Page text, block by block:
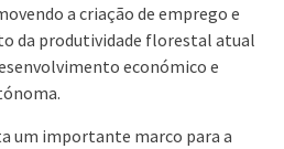
a criação de emprego e
da produtividade florestal atual
económico e
um importante marco para a